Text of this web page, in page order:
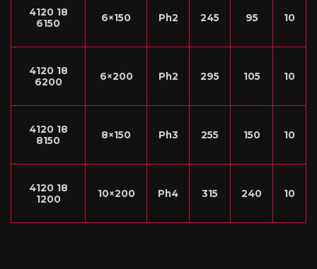
4120 18
6150
6×150 Ph2 245 95 10
4120 18
6200
6×200 Ph2 295 105 10
4120 18
8150
8×150 Ph3 255 150 10
4120 18
1200
10×200 Ph4 315 240 10